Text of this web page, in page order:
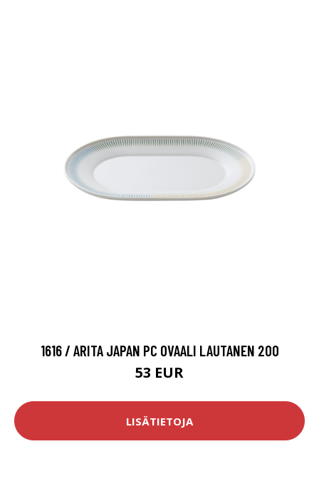
1616 / ARITA JAPAN PC OVAALI LAUTANEN 200
53 EUR
LISÄTIETOJA